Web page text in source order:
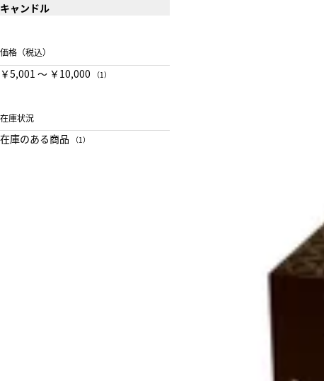
キャンドル
価格（税込）
￥5,001 〜 ￥10,000 （1）
在庫状況
在庫のある商品 （1）